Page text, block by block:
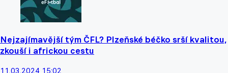
Nejzajímavější tým ČFL? Plzeňské béčko srší kvalitou,
zkouší i africkou cestu
11.03.2024 15:02